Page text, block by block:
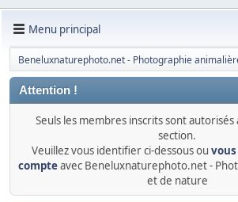
Menu principal
Beneluxnaturephoto.net - Photographie
Attention !
Seuls les membres inscrits sont autorisés
section.
Veuillez vous identifier ci-dessous ou
compteavec Beneluxnaturephoto.net -
et de nature